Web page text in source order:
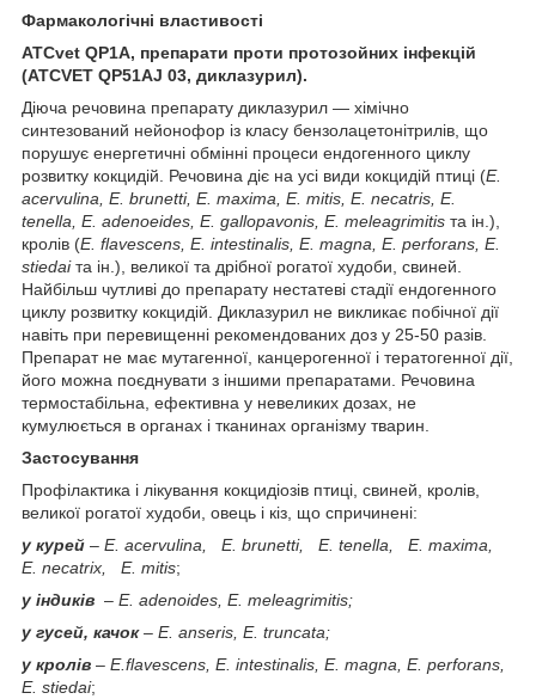
Фармакологічні властивості
ATCvet QP1A, препарати проти протозойних інфекцій
(ATCVET QP51AJ 03, диклазурил).
Діюча речовина препарату диклазурил — хімічно
синтезований нейонофор із класу бензолацетонітрилів, що
порушує енергетичні обмінні процеси ендогенного циклу
розвитку кокцидій. Речовина діє на усі види кокцидій птиці (E.
acervulina, Е. brunetti, Е. maxima, E. mitis, E. necatris, E.
tenella, E. adenoeides, Е. gallopavonis, E. meleagrimitis та ін.),
кролів (Е. flavescens, E. intestinalis, E. magna, E. perforans, E.
stiedaiта ін.), великої та дрібної рогатої худоби, свиней.
Найбільш чутливі до препарату нестатеві стадії ендогенного
циклу розвитку кокцидій. Диклазурил не викликає побічної дії
навіть при перевищенні рекомендованих доз у 25-50 разів.
Препарат не має мутагенної, канцерогенної і тератогенної дії,
його можна поєднувати з іншими препаратами. Речовина
термостабільна, ефективна у невеликих дозах, не
кумулюється в органах і тканинах організму тварин.
Застосування
Профілактика і лікування кокцидіозів птиці, свиней, кролів,
великої рогатої худоби, овець і кіз, що спричинені:
у курей – E. acervulina, E. brunetti, E. tenella, E. maxima,
E. necatrix, E. mitis;
у індиків – E. adenoides, E. meleagrimitis;
у гусей, качок– E. anseris, E. truncata;
у кpoлiв – E.flavescens, E. intestinalis, E. magna, E. perforans,
E. stiedai;